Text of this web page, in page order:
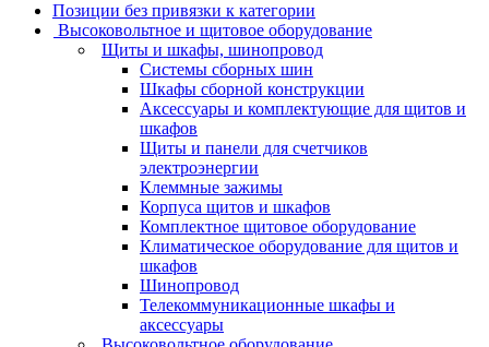
Позиции без привязки к категории
Высоковольтное и щитовое оборудование
Щиты и шкафы, шинопровод
Системы сборных шин
Шкафы сборной конструкции
Аксессуары и комплектующие для щитов и
шкафов
Щиты и панели для счетчиков
электроэнергии
Клеммные зажимы
Корпуса щитов и шкафов
Комплектное щитовое оборудование
Климатическое оборудование для щитов и
шкафов
Шинопровод
Телекоммуникационные шкафы и
аксессуары